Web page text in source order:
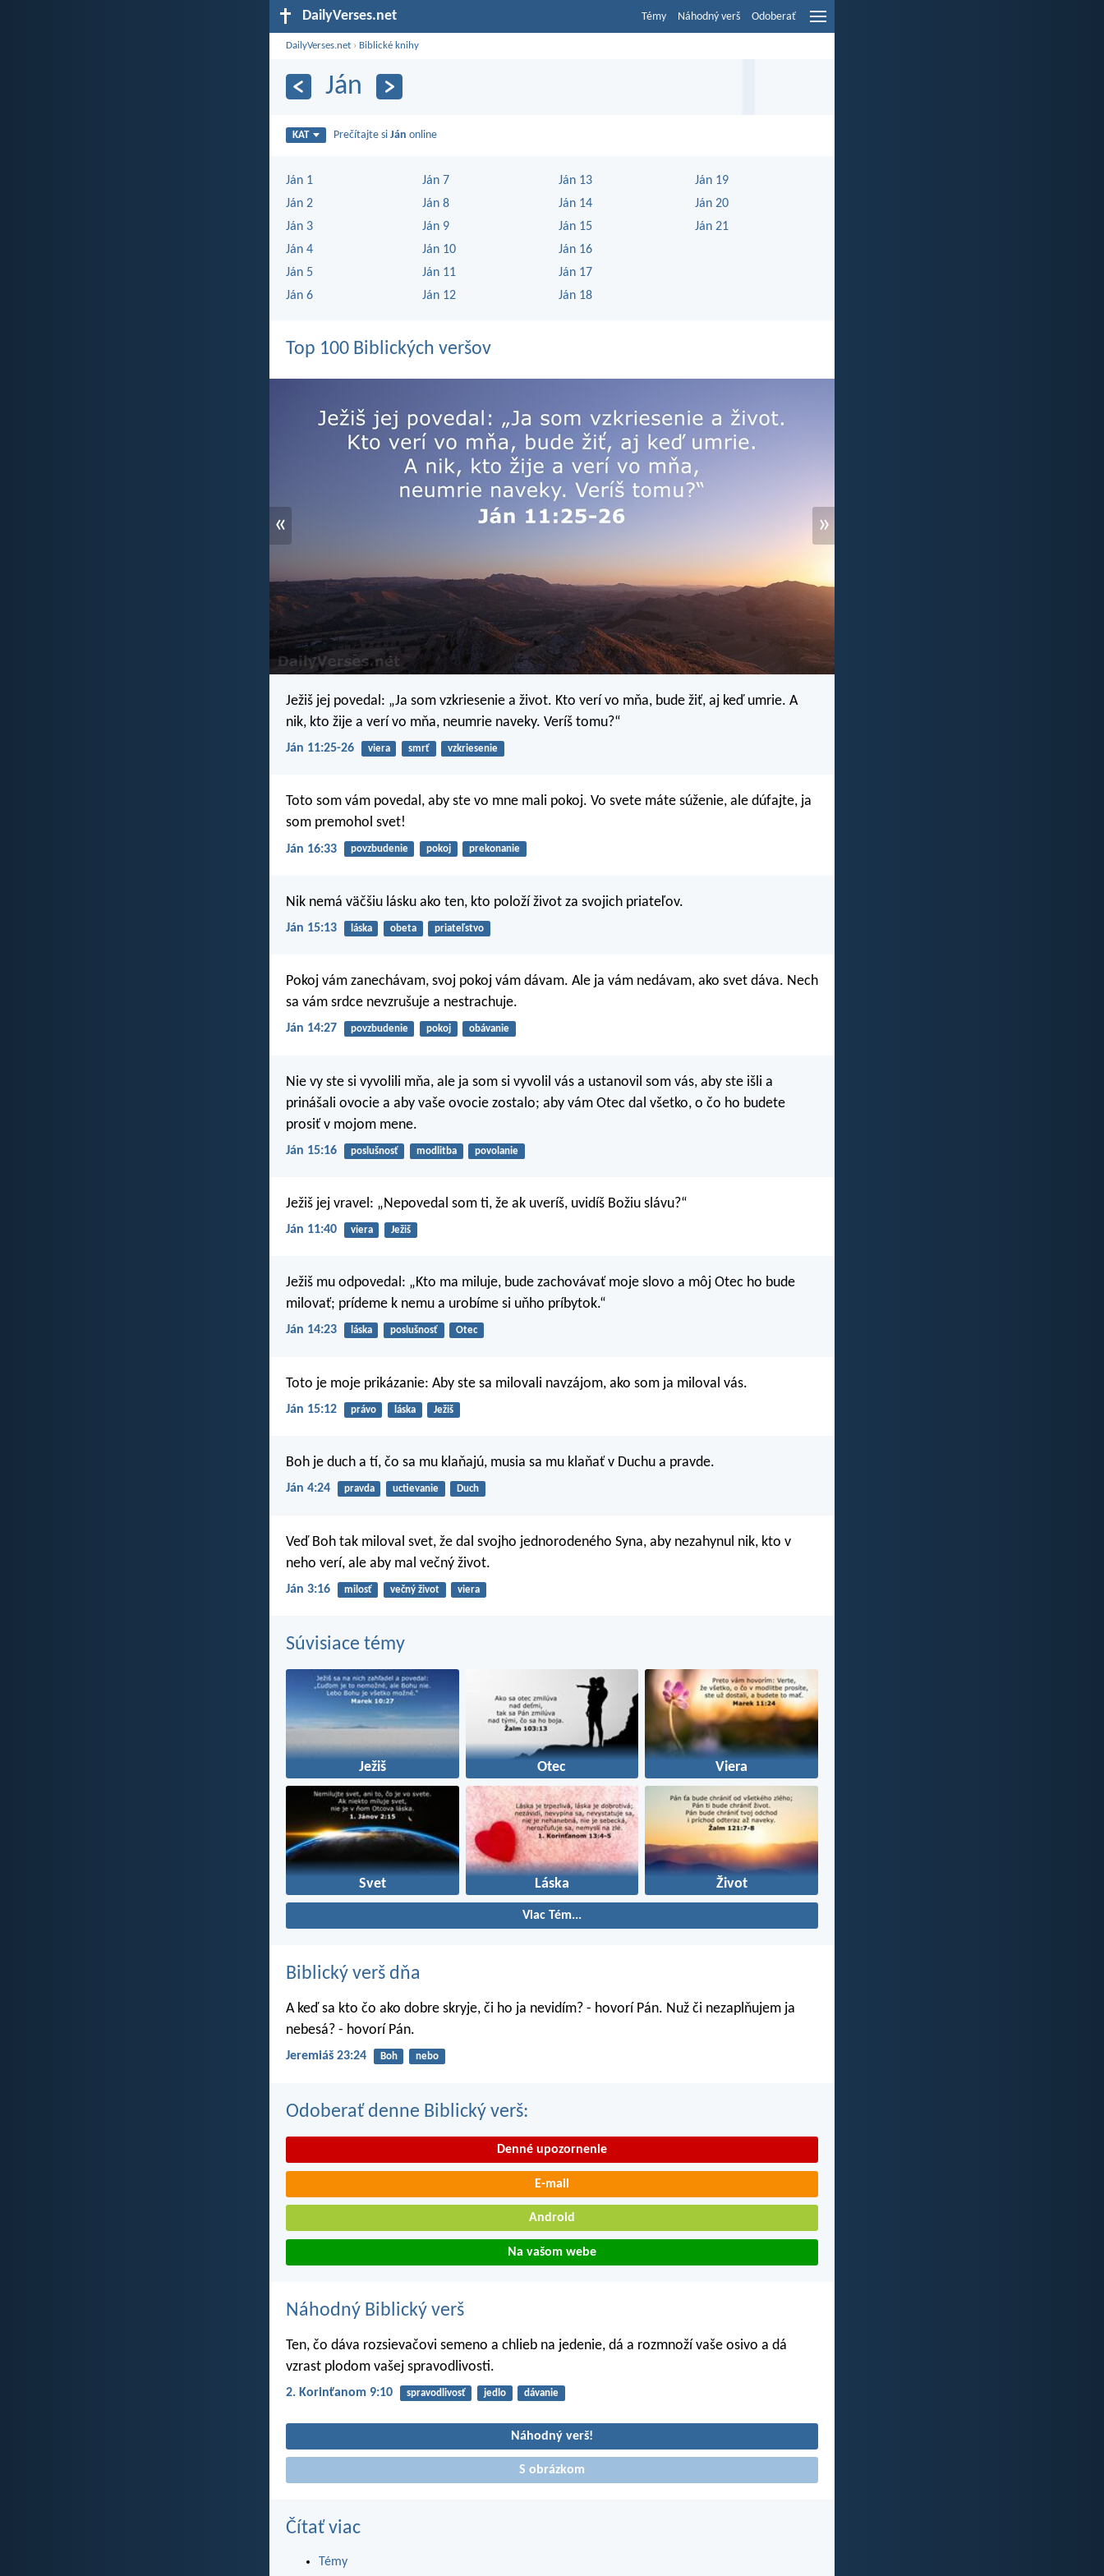
DailyVerses.net Témy Náhodný verš Odoberať
DailyVerses.net › Biblické knihy
Ján
KAT Prečítajte siJán online
Ján 1
Ján 2
Ján 3
Ján 4
Ján 5
Ján 6
Ján 7
Ján 8
Ján 9
Ján 10
Ján 11
Ján 12
Ján 13
Ján 14
Ján 15
Ján 16
Ján 17
Ján 18
Ján 19
Ján 20
Ján 21
Top 100 Biblických veršov
« »
Ježiš jej povedal: „Ja som vzkriesenie a život. Kto verí vo mňa, bude žiť, aj keď umrie. A
nik, kto žije a verí vo mňa, neumrie naveky. Veríš tomu?“
Ján 11:25-26 viera smrť vzkriesenie
Toto som vám povedal, aby ste vo mne mali pokoj. Vo svete máte súženie, ale dúfajte, ja
som premohol svet!
Ján 16:33 povzbudenie pokoj prekonanie
Nik nemá väčšiu lásku ako ten, kto položí život za svojich priateľov.
Ján 15:13 láska obeta priateľstvo
Pokoj vám zanechávam, svoj pokoj vám dávam. Ale ja vám nedávam, ako svet dáva. Nech
sa vám srdce nevzrušuje a nestrachuje.
Ján 14:27 povzbudenie pokoj obávanie
Nie vy ste si vyvolili mňa, ale ja som si vyvolil vás a ustanovil som vás, aby ste išli a
prinášali ovocie a aby vaše ovocie zostalo; aby vám Otec dal všetko, o čo ho budete
prosiť v mojom mene.
Ján 15:16 poslušnosť modlitba povolanie
Ježiš jej vravel: „Nepovedal som ti, že ak uveríš, uvidíš Božiu slávu?“
Ján 11:40 viera Ježiš
Ježiš mu odpovedal: „Kto ma miluje, bude zachovávať moje slovo a môj Otec ho bude
milovať; prídeme k nemu a urobíme si uňho príbytok.“
Ján 14:23 láska poslušnosť Otec
Toto je moje prikázanie: Aby ste sa milovali navzájom, ako som ja miloval vás.
Ján 15:12 právo láska Ježiš
Boh je duch a tí, čo sa mu klaňajú, musia sa mu klaňať v Duchu a pravde.
Ján 4:24 pravda uctievanie Duch
Veď Boh tak miloval svet, že dal svojho jednorodeného Syna, aby nezahynul nik, kto v
neho verí, ale aby mal večný život.
Ján 3:16 milosť večný život viera
Súvisiace témy
Ježiš Otec Viera
Svet Láska Život
Viac Tém...
Biblický verš dňa
A keď sa kto čo ako dobre skryje, či ho ja nevidím? - hovorí Pán. Nuž či nezaplňujem ja
nebesá? - hovorí Pán.
Jeremiáš 23:24 Boh nebo
Odoberať denne Biblický verš:
Denné upozornenie
E-mail
Android
Na vašom webe
Náhodný Biblický verš
Ten, čo dáva rozsievačovi semeno a chlieb na jedenie, dá a rozmnoží vaše osivo a dá
vzrast plodom vašej spravodlivosti.
2. Korinťanom 9:10 spravodlivosť jedlo dávanie
Náhodný verš!
S obrázkom
Čítať viac
Témy